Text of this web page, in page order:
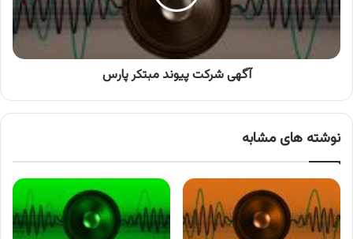
آگهی شرکت پیوند مبتکر پارس
نوشته های مشابه